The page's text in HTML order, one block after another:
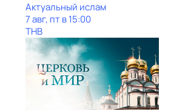
Актуальный ислам
7 авг, пт в 15:00
ТНВ